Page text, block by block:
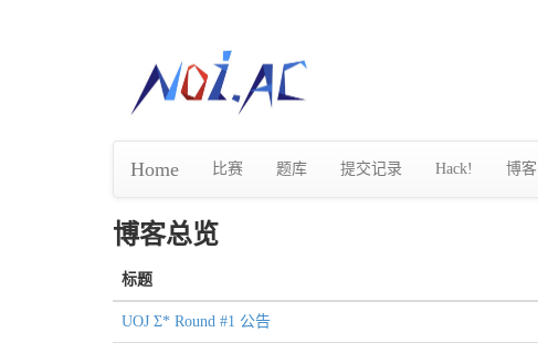
Home 比赛 题库 提交记录 Hack! 博客
博客总览
标题
UOJ Σ* Round #1 公告